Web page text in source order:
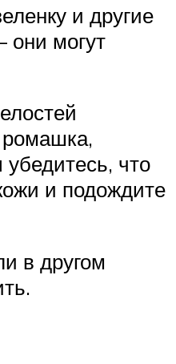
и другие
они могут
что
и подождите
в другом